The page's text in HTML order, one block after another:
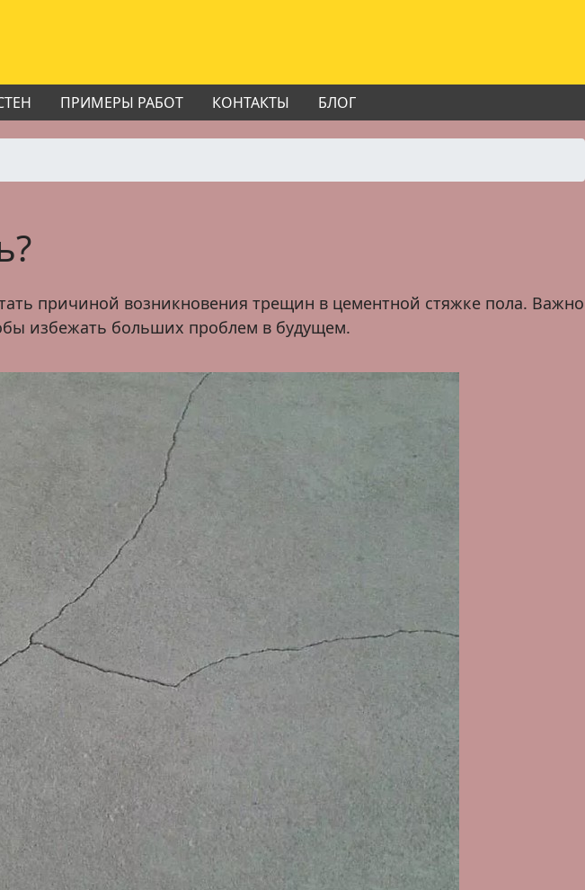
ПРИМЕРЫ РАБОТ КОНТАКТЫ БЛОГ
причиной возникновения трещин в цементной стяжке пола. Важно
избежать больших проблем в будущем.